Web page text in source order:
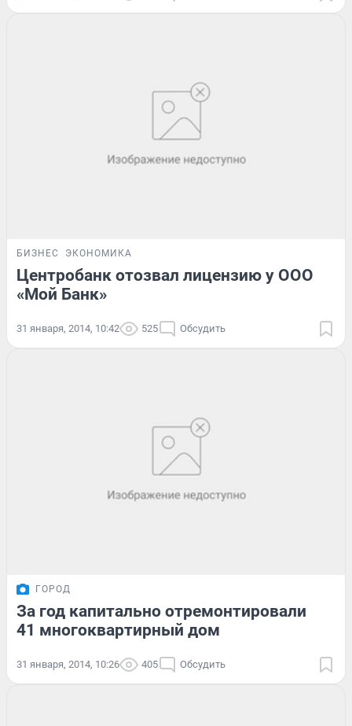
БИЗНЕС ЭКОНОМИКА
Центробанк отозвал лицензию у ООО
«Мой Банк»
31 января, 2014, 10:42 525 Обсудить
ГОРОД
За год капитально отремонтировали
41 многоквартирный дом
31 января, 2014, 10:26 405 Обсудить